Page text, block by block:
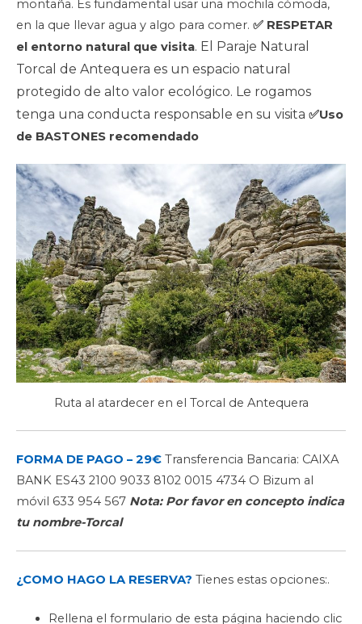
montaña. Es fundamental usar una mochila cómoda,
en la que llevar agua y algo para comer. ✅ RESPETAR
el entorno natural que visita. El Paraje Natural
Torcal de Antequera es un espacio natural
protegido de alto valor ecológico. Le rogamos
tenga una conducta responsable en su visita ✅Uso
de BASTONES recomendado
Ruta al atardecer en el Torcal de Antequera
FORMA DE PAGO – 29€ Transferencia Bancaria: CAIXA
BANK ES43 2100 9033 8102 0015 4734 O Bizum al
móvil 633 954 567 Nota: Por favor en concepto indica
tu nombre-Torcal
¿COMO HAGO LA RESERVA? Tienes estas opciones:.
Rellena el formulario de esta página haciendo clic